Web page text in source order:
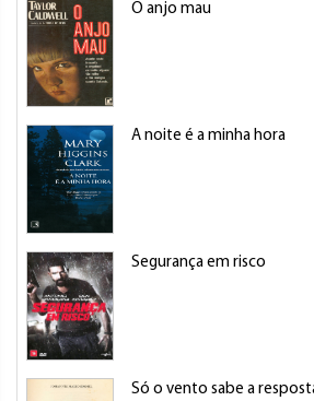
O anjo mau
A noite é a minha hora
Segurança em risco
Só o vento sabe a